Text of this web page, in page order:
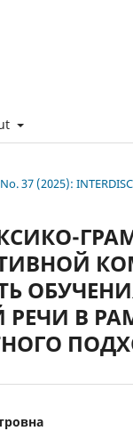
37 (2025):
РЕЧИ В